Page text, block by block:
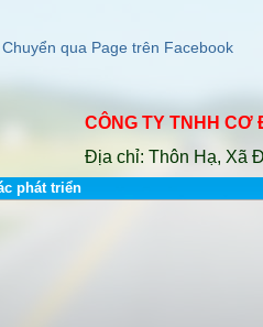
Chuyển qua Page trên Facebook
http://
CÔNG TY TNHH CƠ ĐIỆN
Địa chỉ: Thôn Hạ, Xã
phát triển